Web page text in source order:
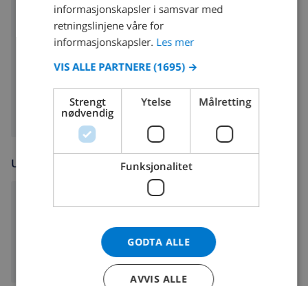
brødrister
vaskemaskin
UNDERHOLDNING
GERMAN
NORWEGIAN
informasjonskapsler i samsvar med
retningslinjene våre for
informasjonskapsler. Les mer
VIS ALLE PARTNERE (1695) →
Strengt
nødvendig
Ytelse Målretting
Funksjonalitet
GODTA ALLE
AVVIS ALLE